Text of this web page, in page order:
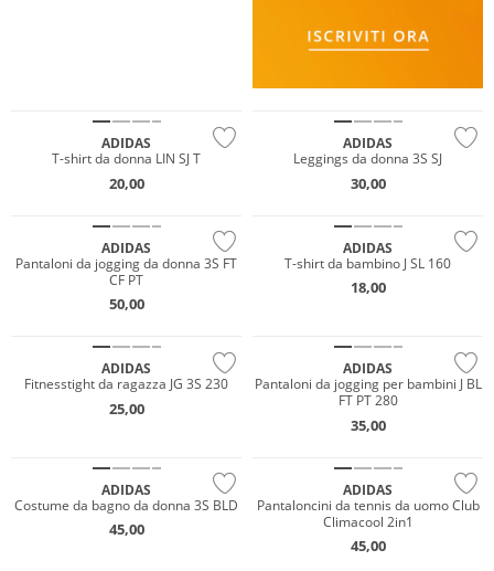
ADIDAS
T-shirt da donna LIN SJ T
20,00
Prezzo & Valore
ADIDAS
Leggings da donna 3S SJ
30,00
ADIDAS
Pantaloni da jogging da donna 3S FT
CF PT
50,00
ADIDAS
T-shirt da bambino J SL 160
18,00
ADIDAS
Fitnesstight da ragazza JG 3S 230
25,00
ADIDAS
Pantaloni da jogging per bambini J BL
FT PT 280
35,00
ADIDAS
Costume da bagno da donna 3S BLD
45,00
ADIDAS
Pantaloncini da tennis da uomo Club
Climacool 2in1
45,00